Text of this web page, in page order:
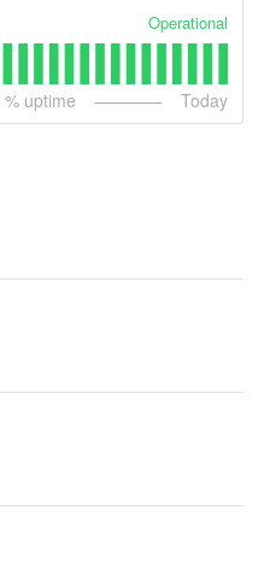
Operational
% uptime Today